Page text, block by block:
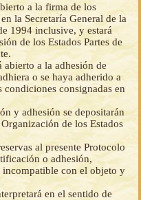
a la firma de los
la Secretaría General de la
1994 inclusive, y estará
de los Estados Partes de
abierto a la adhesión de
o se haya adherido a
consignadas en
y adhesión se depositarán
de los Estados
al presente Protocolo
o adhesión,
incompatible con el objeto y
en el sentido de